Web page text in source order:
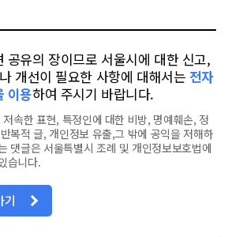
공유의 장이므로 서울시에 대한 신고,
개선이 필요한 사항에 대해서는 전자
이용하여 주시기 바랍니다.
속한 표현, 특정인에 대한 비방, 명예훼손, 정
복적 글, 개인정보 유출,그 밖에 공익을 저해하
댓글은 서울특별시 조례 및 개인정보보호법에
습니다.
기